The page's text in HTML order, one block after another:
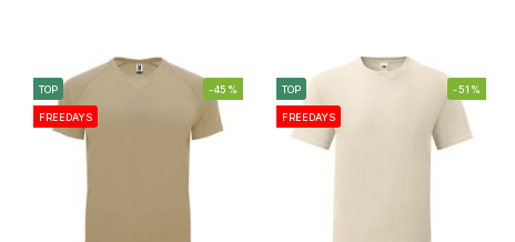
TOP
FREEDAYS
-45% TOP
FREEDAYS
-51%